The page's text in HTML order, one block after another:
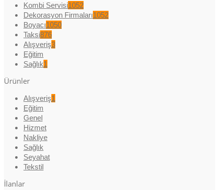
Kombi Servisi1052
Dekorasyon Firmaları1052
Boyacı1050
Taksi876
Alışveriş3
Eğitim
Sağlık1
Ürünler
Alışveriş1
Eğitim
Genel
Hizmet
Nakliye
Sağlık
Seyahat
Tekstil
İlanlar